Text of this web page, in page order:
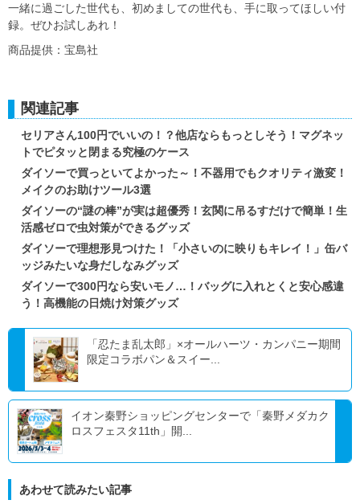
一緒に過ごした世代も、初めましての世代も、手に取ってほしい付
録。ぜひお試しあれ！
商品提供：宝島社
関連記事
セリアさん100円でいいの！？他店ならもっとしそう！マグネッ
トでピタッと閉まる究極のケース
ダイソーで買っといてよかった～！不器用でもクオリティ激変！
メイクのお助けツール3選
ダイソーの“謎の棒”が実は超優秀！玄関に吊るすだけで簡単！生
活感ゼロで虫対策ができるグッズ
ダイソーで理想形見つけた！「小さいのに映りもキレイ！」缶バ
ッジみたいな身だしなみグッズ
ダイソーで300円なら安いモノ…！バッグに入れとくと安心感違
う！高機能の日焼け対策グッズ
「忍たま乱太郎」×オールハーツ・カンパニー期間
限定コラボパン＆スイー...
イオン秦野ショッピングセンターで「秦野メダカク
ロスフェスタ11th」開...
あわせて読みたい記事